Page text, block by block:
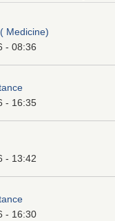
Medicine)
- 08:36
- 16:35
- 13:42
- 16:30